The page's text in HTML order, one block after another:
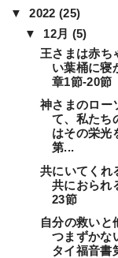
▼2022(25)
▼ 12月 (5)
王さまは赤
い葉桶に寝
章1節-20節
神さまのロ
て、私たち
はその栄光
第...
共にいてく
共におられ
23節
自分の救い
つまずかな
タイ福音書